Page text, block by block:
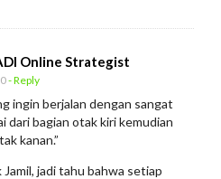
Online Strategist
- Reply
ingin berjalan dengan sangat
dari bagian otak kiri kemudian
kanan.”
Jamil, jadi tahu bahwa setiap